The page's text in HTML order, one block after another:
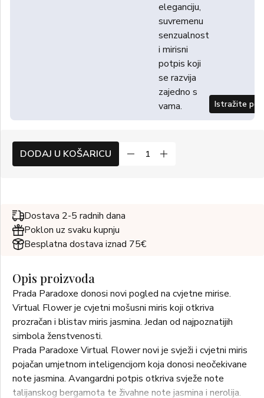
eleganciju,
suvremenu
senzualnost
i mirisni
potpis koji
se razvija
zajedno s
vama.
Istražite
DODAJ U KOŠARICU
Dostava 2-5 radnih dana
Poklon uz svaku kupnju
Besplatna dostava iznad 75€
Opis proizvoda
Prada Paradoxe donosi novi pogled na cvjetne mirise.
Virtual Flower je cvjetni mošusni miris koji otkriva
prozračan i blistav miris jasmina. Jedan od najpoznatijih
simbola ženstvenosti.
Prada Paradoxe Virtual Flower novi je svježi i cvjetni miris
pojačan umjetnom inteligencijom koja donosi neočekivane
note jasmina. Avangardni potpis otkriva svježe note
talijanskog bergamota te živahne note jasmina i nerolija.